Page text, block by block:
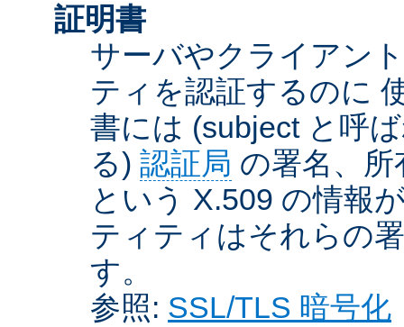
証明書
サーバやクライアン
ティを認証するのに
書には (subject と呼
る) 認証局 の署名、
という X.509 の情報
ティティはそれらの
す。
参照: SSL/TLS 暗号化